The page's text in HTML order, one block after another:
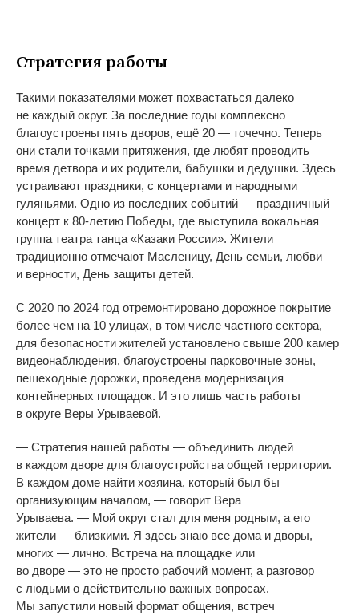
Стратегия работы
Такими показателями может похвастаться далеко
не каждый округ. За последние годы комплексно
благоустроены пять дворов, ещё 20 — точечно. Теперь
они стали точками притяжения, где любят проводить
время детвора и их родители, бабушки и дедушки. Здесь
устраивают праздники, с концертами и народными
гуляньями. Одно из последних событий — праздничный
концерт к 80-летию Победы, где выступила вокальная
группа театра танца «Казаки России». Жители
традиционно отмечают Масленицу, День семьи, любви
и верности, День защиты детей.
С 2020 по 2024 год отремонтировано дорожное покрытие
более чем на 10 улицах, в том числе частного сектора,
для безопасности жителей установлено свыше 200 камер
видеонаблюдения, благоустроены парковочные зоны,
пешеходные дорожки, проведена модернизация
контейнерных площадок. И это лишь часть работы
в округе Веры Урываевой.
— Стратегия нашей работы — объединить людей
в каждом дворе для благоустройства общей территории.
В каждом доме найти хозяина, который был бы
организующим началом, — говорит Вера
Урываева. — Мой округ стал для меня родным, а его
жители — близкими. Я здесь знаю все дома и дворы,
многих — лично. Встреча на площадке или
во дворе — это не просто рабочий момент, а разговор
с людьми о действительно важных вопросах.
Мы запустили новый формат общения, встреч